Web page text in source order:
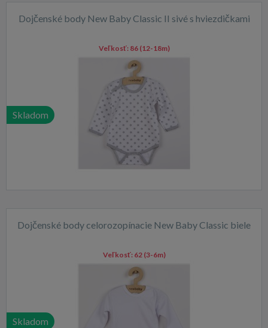
Dojčenské body New Baby Classic II sivé s hviezdičkami
Skladom
Veľkosť: 86 (12-18m)
Dojčenské body celorozopínacie New Baby Classic biele
Skladom
Veľkosť: 62 (3-6m)